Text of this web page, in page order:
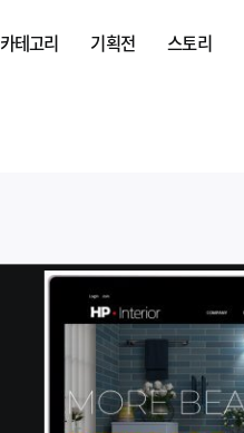
카테고리 기획전 스토리